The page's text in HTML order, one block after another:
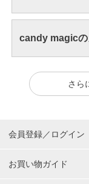
candy magicの
さら
会員登録／ログイン
お買い物ガイド